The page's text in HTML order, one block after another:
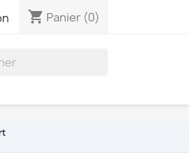
shopping_cart Panier (0)